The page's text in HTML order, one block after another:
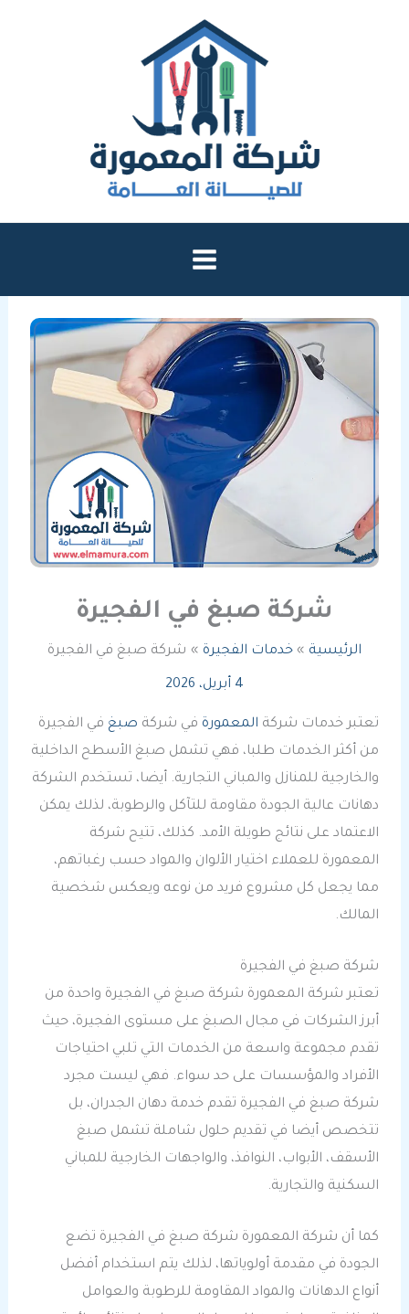
شركة صبغ في الفجيرة
الرئيسية خدمات الفجيرة شركة صبغ في الفجيرة
4 أبريل، 2026
تعتبر خدمات شركة المعمورة في شركة صبغ في الفجيرة
من أكثر الخدمات طلبا، فهي تشمل صبغ الأسطح الداخلية
والخارجية للمنازل والمباني التجارية. أيضا، تستخدم الشركة
دهانات عالية الجودة مقاومة للتآكل والرطوبة، لذلك يمكن
الاعتماد على نتائج طويلة الأمد. كذلك، تتيح شركة
المعمورة للعملاء اختيار الألوان والمواد حسب رغباتهم،
مما يجعل كل مشروع فريد من نوعه ويعكس شخصية
المالك.
شركة صبغ في الفجيرة
تعتبر شركة المعمورة شركة صبغ في الفجيرة واحدة من
أبرز الشركات في مجال الصبغ على مستوى الفجيرة، حيث
تقدم مجموعة واسعة من الخدمات التي تلبي احتياجات
الأفراد والمؤسسات على حد سواء. فهي ليست مجرد
شركة صبغ في الفجيرة تقدم خدمة دهان الجدران، بل
تتخصص أيضا في تقديم حلول شاملة تشمل صبغ
الأسقف، الأبواب، النوافذ، والواجهات الخارجية للمباني
السكنية والتجارية.
كما أن شركة المعمورة شركة صبغ في الفجيرة تضع
الجودة في مقدمة أولوياتها، لذلك يتم استخدام أفضل
أنواع الدهانات والمواد المقاومة للرطوبة والعوامل